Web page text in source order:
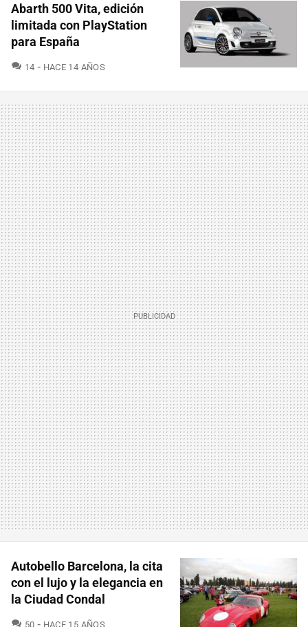
Abarth 500 Vita, edición
limitada con PlayStation
para España
14 COMENTARIOS
HACE 14 AÑOS
Autobello Barcelona, la cita
con el lujo y la elegancia en
la Ciudad Condal
50 COMENTARIOS
HACE 15 AÑOS